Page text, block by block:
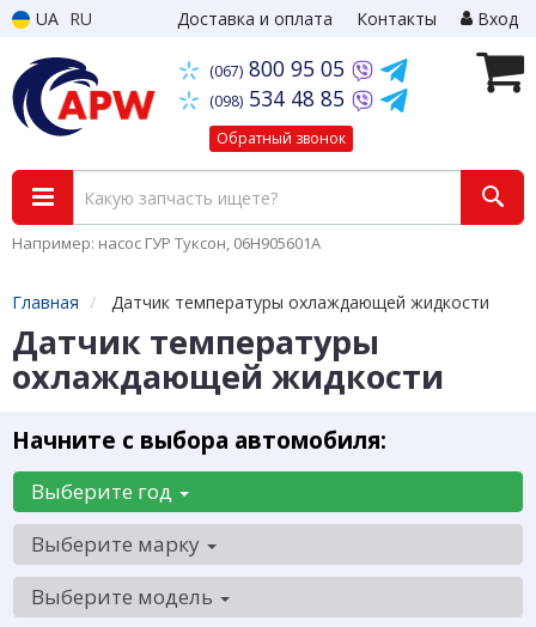
UA RU Доставка и оплата Контакты Вход
(067) 800 95 05
(098) 534 48 85
Обратный звонок
Например: насос ГУР Туксон, 06H905601A
Главная Датчик температуры охлаждающей жидкости
Датчик температуры
охлаждающей жидкости
Начните с выбора автомобиля:
Выберите год
Выберите марку
Выберите модель